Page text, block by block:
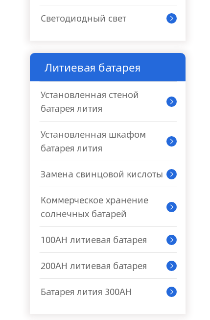
Светодиодный свет 
Литиевая батарея
Установленная стеной
батарея лития

Установленная шкафом
батарея лития

Замена свинцовой кислоты 
Коммерческое хранение
солнечных батарей

100AH литиевая батарея 
200AH литиевая батарея 
Батарея лития 300AH 